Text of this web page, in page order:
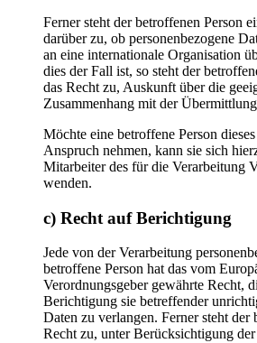
Ferner steht der betroffenen Person
darüber zu, ob personenbezogene
an eine internationale Organisation
dies der Fall ist, so steht der
das Recht zu, Auskunft über die
Zusammenhang mit der
Möchte eine betroffene Person
Anspruch nehmen, kann sie sich
Mitarbeiter des für die Verarbeitung
wenden.
c) Recht auf Berichtigung
Jede von der Verarbeitung
betroffene Person hat das vom
Verordnungsgeber gewährte Recht,
Berichtigung sie betreffender
Daten zu verlangen. Ferner steht der
Recht zu, unter Berücksichtigung